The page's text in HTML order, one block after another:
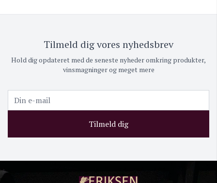
Tilmeld dig vores nyhedsbrev
Hold dig opdateret med de seneste nyheder omkring produkter,
vinsmagninger og meget mere
Tilmeld dig